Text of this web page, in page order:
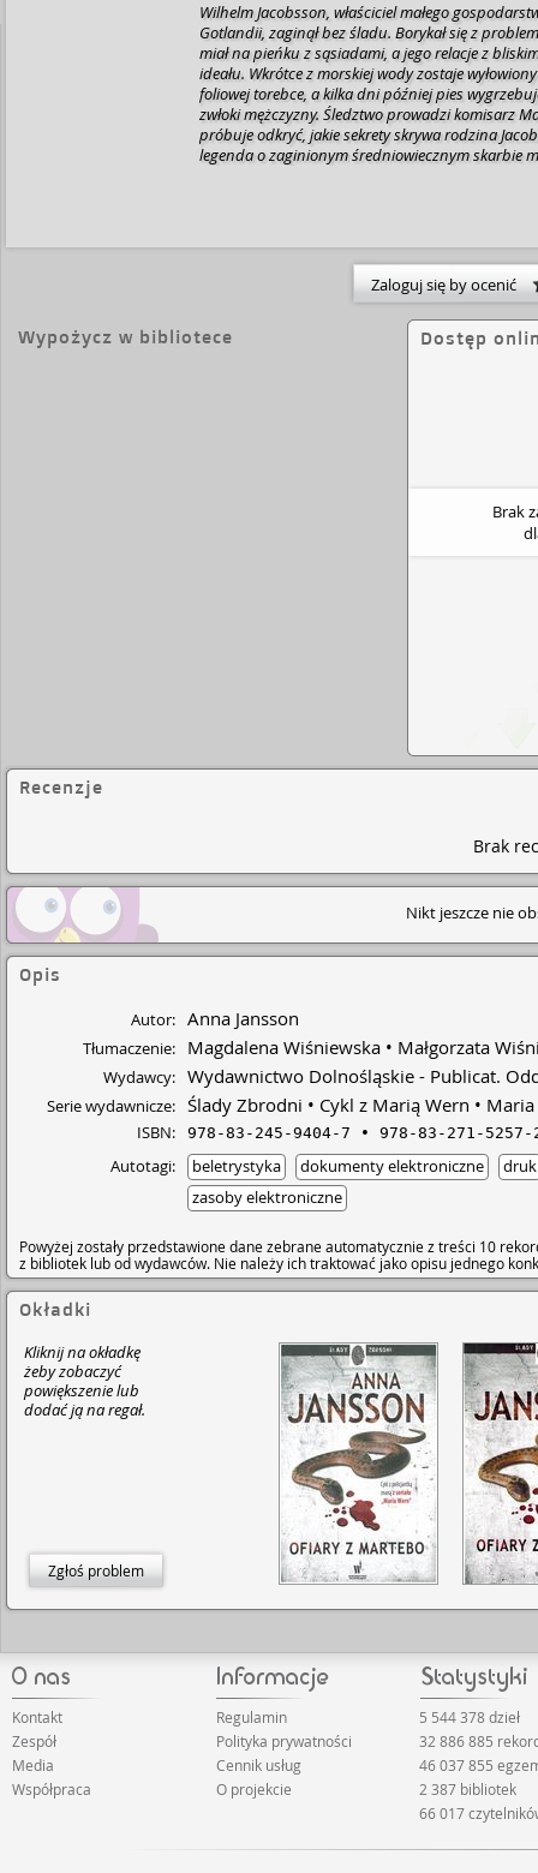
Wilhelm Jacobsson, właściciel małego
Gotlandii, zaginął bez śladu. Borykał się z
miał na pieńku z sąsiadami, a jego relacje z
ideału. Wkrótce z morskiej wody zostaje
foliowej torebce, a kilka dni później pies
zwłoki mężczyzny. Śledztwo prowadzi komisarz Maria Wern, która
próbuje odkryć, jakie sekrety skrywa rodzina
legenda o zaginionym średniowiecznym skarbie
Zaloguj się by ocenić
Wypożycz w bibliotece Dostęp
Brak
Recenzje
Brak
Nikt jeszcze nie
Opis
Autor: Anna Jansson
Tłumaczenie: Magdalena Wiśniewska Małgorzata
Wydawcy: Wydawnictwo Dolnośląskie - Publicat.
Serie wydawnicze: Ślady Zbrodni Cykl z Marią Wern
ISBN: 978-83-245-9404-7 978-83-271-5257-
Autotagi: beletrystyka dokumenty elektroniczne
druk
zasoby elektroniczne
Powyżej zostały przedstawione dane zebrane automatycznie z treści 10
z bibliotek lub od wydawców. Nie należy ich traktować jako opisu jednego
Okładki
Kliknij na okładkę
żeby zobaczyć
powiększenie lub
dodać ją na regał.
Zgłoś problem
Kontakt
Zespół
Media
Współpraca
Regulamin
Polityka prywatności
Cennik usług
O projekcie
5 544 378 dzieł
32 886 885
46 037 855
2 387 bibliotek
66 017